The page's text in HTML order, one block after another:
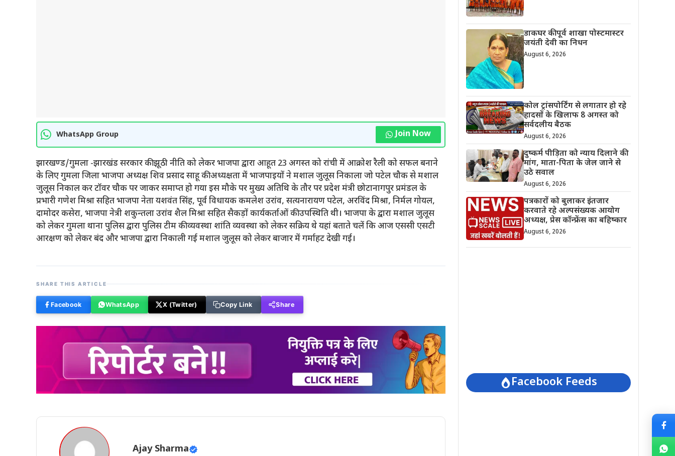
WhatsApp Group Join Now
झारखण्ड/गुमला -झारखंड सरकार की झूठी नीति को लेकर भाजपा द्वारा आहूत 23 अगस्त को रांची में आक्रोश रैली को सफल बनाने
के लिए गुमला जिला भाजपा अध्यक्ष शिव प्रसाद साहू की अध्यक्षता में भाजपाइयों ने मशाल जुलूस निकाला जो पटेल चौक से मशाल
जुलूस निकाल कर टॉवर चौक पर जाकर समाप्त हो गया इस मौके पर मुख्य अतिथि के तौर पर प्रदेश मंत्री छोटानागपुर प्रमंडल के
प्रभारी गणेश मिश्रा सहित भाजपा नेता यशवंत सिंह, पूर्व विधायक कमलेश उरांव, सत्यनारायण पटेल, अरविंद मिश्रा, निर्मल गोयल,
दामोदर कसेरा, भाजपा नेत्री शकुन्तला उरांव शैल मिश्रा सहित सैकड़ों कार्यकर्ताओं की उपस्थिति थी। भाजपा के द्वारा मशाल जुलूस
को लेकर गुमला थाना पुलिस द्वारा पुलिस टीम की व्यवस्था शांति व्यवस्था को लेकर सक्रिय थे यहां बताते चलें कि आज एससी एसटी
आरक्षण को लेकर बंद और भाजपा द्वारा निकाली गई मशाल जुलूस को लेकर बाजार में गर्माहट देखी गई।
SHARE THIS ARTICLE
Facebook WhatsApp X (Twitter) Copy Link Share
Ajay Sharma
डाकघर की पूर्व शाखा पोस्टमास्टर
जयंती देवी का निधन
August 6, 2026
कोल ट्रांसपोर्टिंग से लगातार हो रहे
हादसों के खिलाफ 8 अगस्त को
सर्वदलीय बैठक
August 6, 2026
दुष्कर्म पीड़िता को न्याय दिलाने की
मांग, माता-पिता के जेल जाने से
उठे सवाल
August 6, 2026
पत्रकारों को बुलाकर इंतजार
करवाते रहे अल्पसंख्यक आयोग
अध्यक्ष, प्रेस कॉन्फ्रेंस का बहिष्कार
August 6, 2026
Facebook Feeds